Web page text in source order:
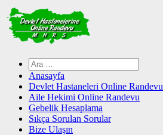
Skip
to
content
Arama:
Anasayfa
Devlet Hastaneleri Online Randevu
Aile Hekimi Online Randevu
Gebelik Hesaplama
Sıkça Sorulan Sorular
Bize Ulaşın